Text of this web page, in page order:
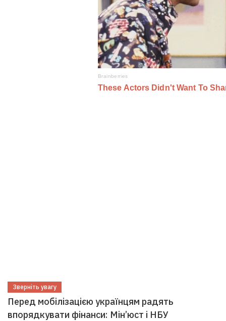
Зверніть увагу
Перед мобілізацією українцям радять
впорядкувати фінанси: Мін’юст і НБУ